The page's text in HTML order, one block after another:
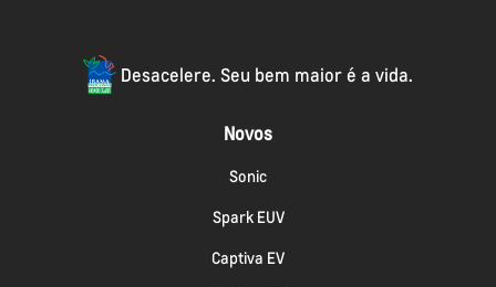
Desacelere. Seu bem maior é a vida.
Novos
Sonic
Spark EUV
Captiva EV